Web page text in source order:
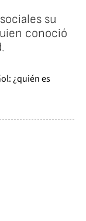
su
conoció